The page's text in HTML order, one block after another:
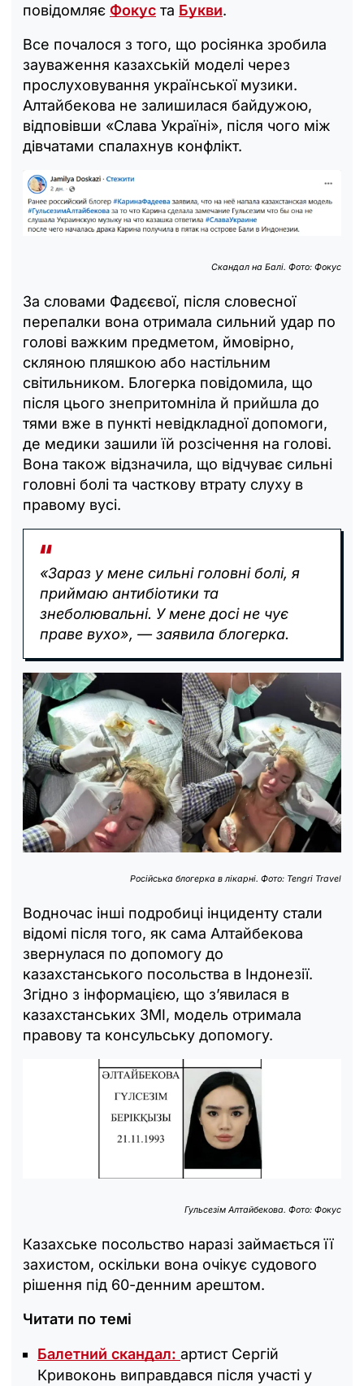
повідомляє Фокус та Букви.
Все почалося з того, що росіянка зробила
зауваження казахській моделі через
прослуховування української музики.
Алтайбекова не залишилася байдужою,
відповівши «Слава Україні», після чого між
дівчатами спалахнув конфлікт.
Cкандал на Балі. Фото: Фокус
За словами Фадєєвої, після словесної
перепалки вона отримала сильний удар по
голові важким предметом, ймовірно,
скляною пляшкою або настільним
світильником. Блогерка повідомила, що
після цього знепритомніла й прийшла до
тями вже в пункті невідкладної допомоги,
де медики зашили їй розсічення на голові.
Вона також відзначила, що відчуває сильні
головні болі та часткову втрату слуху в
правому вусі.
«Зараз у мене сильні головні болі, я
приймаю антибіотики та
знеболювальні. У мене досі не чує
праве вухо», — заявила блогерка.
Російська блогерка в лікарні. Фото: Tengri Travel
Водночас інші подробиці інциденту стали
відомі після того, як сама Алтайбекова
звернулася по допомогу до
казахстанського посольства в Індонезії.
Згідно з інформацією, що з’явилася в
казахстанських ЗМІ, модель отримала
правову та консульську допомогу.
Гульсезім Алтайбекова. Фото: Фокус
Казахське посольство наразі займається її
захистом, оскільки вона очікує судового
рішення під 60-денним арештом.
Читати по темі
Балетний скандал: артист Сергій
Кривоконь виправдався після участі у